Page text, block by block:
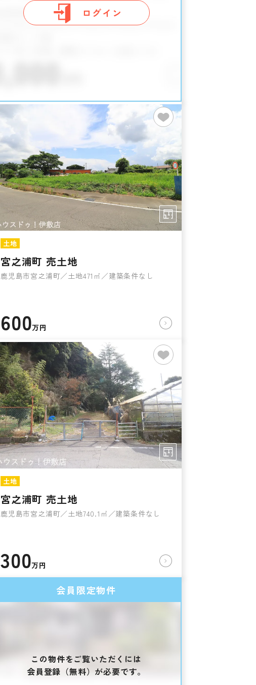
ログイン
土地
宮之浦町 売土地
鹿児島市宮之浦町／土地471㎡／建築条件なし
600万円
土地
宮之浦町 売土地
鹿児島市宮之浦町／土地740.1㎡／建築条件なし
300万円
会員限定物件
この物件をご覧いただくには
会員登録（無料）が必要です。